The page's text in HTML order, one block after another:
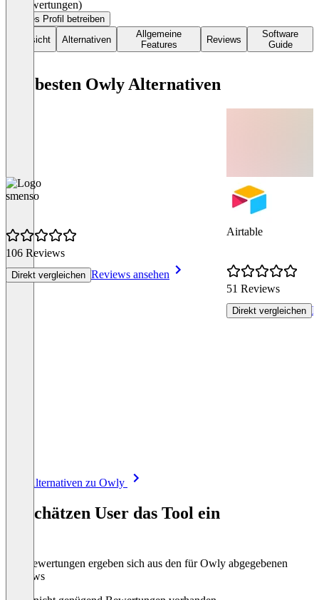
(0 Bewertungen)
Dieses Profil betreiben
Übersicht
Alternativen
Allgemeine
Features
Reviews
Software
Guide
Die besten Owly Alternativen
smenso
106 Reviews
Direkt vergleichen Reviews ansehen
Airtable
51 Reviews
Direkt vergleichen
Alle Alternativen zu Owly
So schätzen User das Tool ein
Die Bewertungen ergeben sich aus den für Owly abgegebenen
Reviews